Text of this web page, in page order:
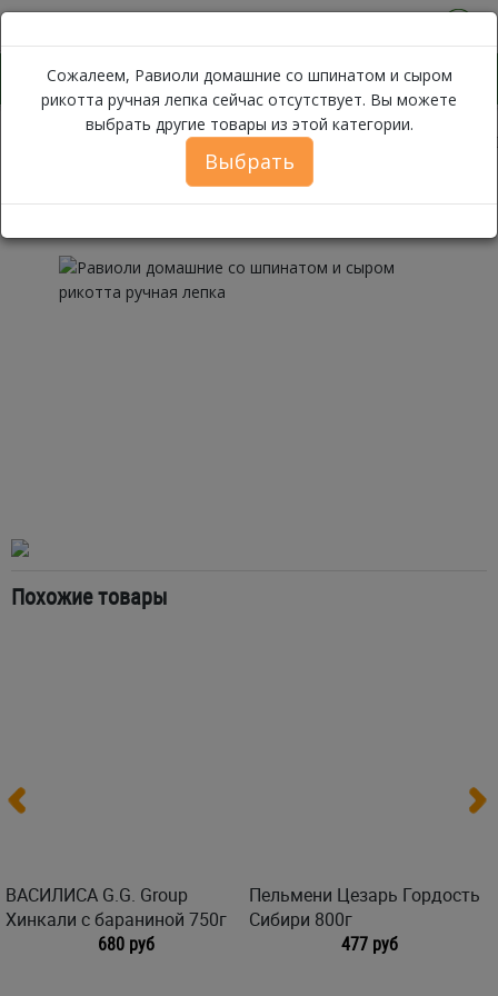
Замороженные продукты Пельмени Равиоли
Сожалеем, Равиоли домашние со шпинатом и сыром
рикотта ручная лепка сейчас отсутствует. Вы можете
выбрать другие товары из этой категории.
Выбрать
Равиоли домашние со шпинатом
и сыром рикотта ручная лепка
Похожие товары
ВАСИЛИСА G.G. Group
Хинкали с бараниной 750г
680 руб
Пельмени Цезарь Гордость
Сибири 800г
477 руб